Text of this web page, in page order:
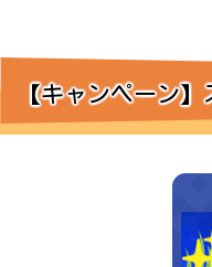
【キャンペーン